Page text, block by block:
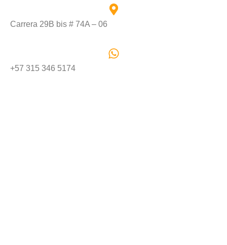
Carrera 29B bis # 74A – 06
+57 315 346 5174